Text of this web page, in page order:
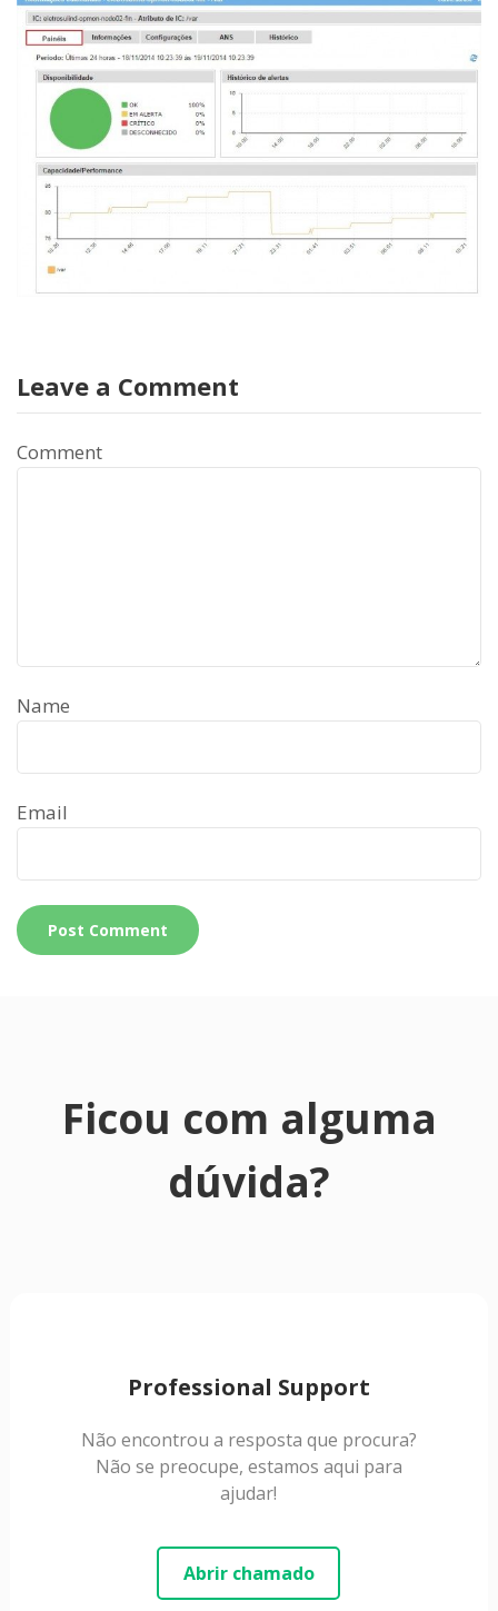
Leave a Comment
Comment
Name
Email
Ficou com alguma
dúvida?
Professional Support
Não encontrou a resposta que procura?
Não se preocupe, estamos aqui para
ajudar!
Abrir chamado